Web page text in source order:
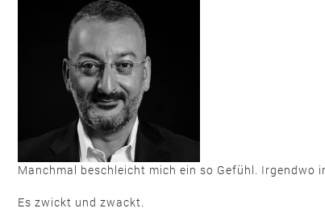
Manchmal beschleicht mich ein so Gefühl. Irgendwo
Es zwickt und zwackt.